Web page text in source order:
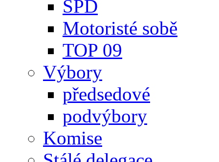
SPD
Motoristé sobě
TOP 09
Výbory
předsedové
podvýbory
Komise